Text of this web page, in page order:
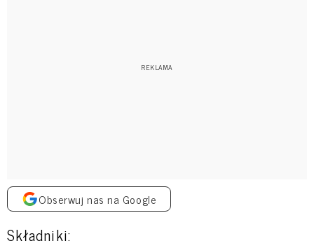
Obserwuj nas na Google
Składniki: